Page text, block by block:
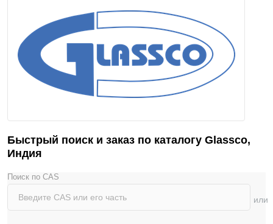
Предметный указатель
Библиотека
Новости
Быстрый поиск и заказ по каталогу Glassco,
Индия
Поиск по CAS